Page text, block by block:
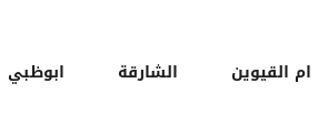
ام القيوين الشارقة ابوظبي